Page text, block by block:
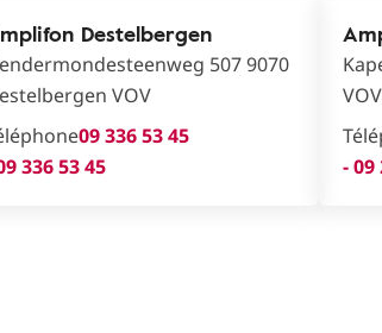
Destelbergen
507 9070
VOV
09 336 53 45
336 53 45
VOV
- 09